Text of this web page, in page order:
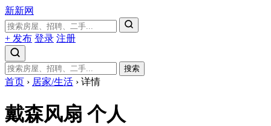
新新网
+ 发布 登录 注册
搜索
首页 › 居家/生活 › 详情
戴森风扇 个人